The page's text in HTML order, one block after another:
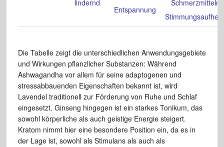
lindernd
Entspannung
Schmerzmitteln,
Die Tabelle zeigt die unterschiedlichen Anwendungsgebiete
und Wirkungen pflanzlicher Substanzen: Während
Ashwagandha vor allem für seine adaptogenen und
stressabbauenden Eigenschaften bekannt ist, wird
Lavendel traditionell zur Förderung von Ruhe und Schlaf
eingesetzt. Ginseng hingegen ist ein starkes Tonikum, das
sowohl körperliche als auch geistige Energie steigert.
Kratom nimmt hier eine besondere Position ein, da es in
der Lage ist, sowohl als Stimulans als auch als